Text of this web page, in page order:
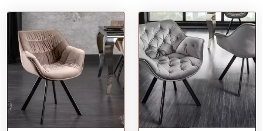
otthonodat a DUTCH COMFORT szürke karfás székkel!
További információk>>